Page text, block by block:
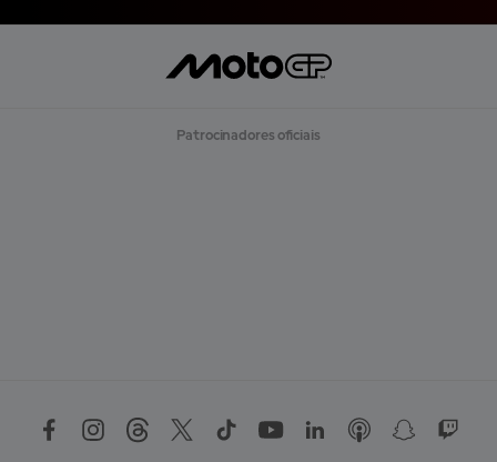
Patrocinadores oficiais